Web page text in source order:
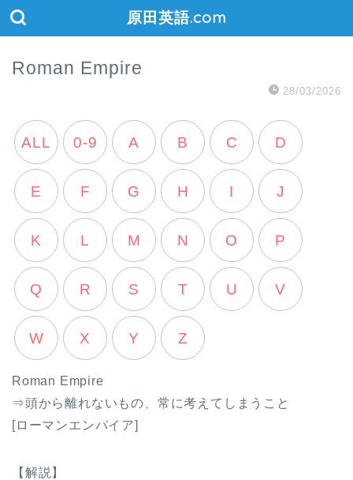
原田英語.com
Roman Empire
28/03/2026
ALL 0-9 A B C D
E F G H I J
K L M N O P
Q R S T U V
W X Y Z
Roman Empire
⇒頭から離れないもの、常に考えてしまうこと
[ローマンエンパイア]
【解説】